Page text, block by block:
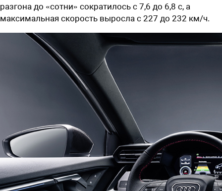
разгона до «сотни» сократилось с 7,6 до 6,8 с, а
максимальная скорость выросла с 227 до 232 км/ч.